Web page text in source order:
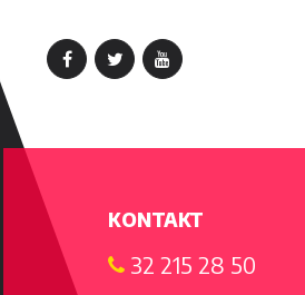
KONTAKT
32 215 28 50